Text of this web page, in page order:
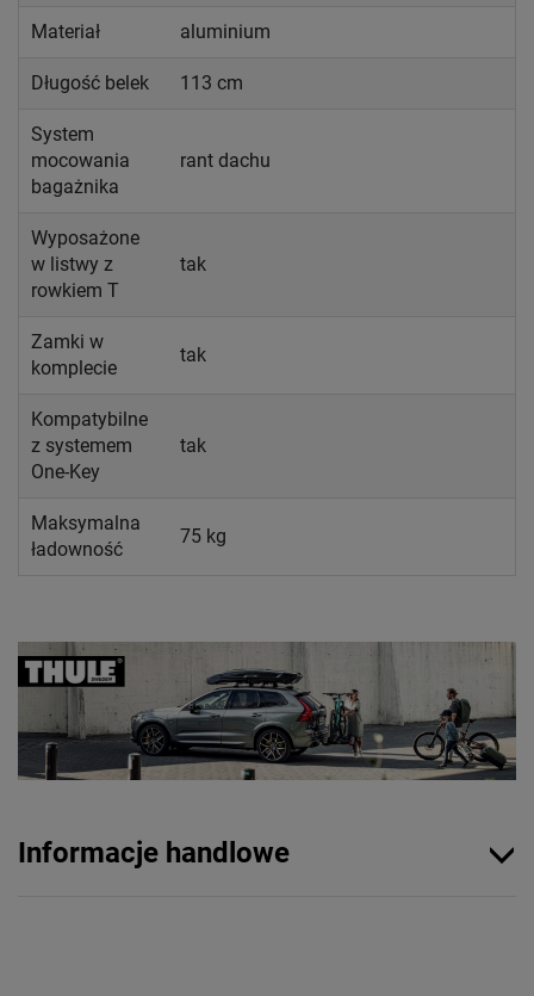
Materiał aluminium
Długość belek 113 cm
System
mocowania
bagażnika
rant dachu
Wyposażone
w listwy z
rowkiem T
tak
Zamki w
komplecie
tak
Kompatybilne
z systemem
One-Key
tak
Maksymalna
ładowność
75 kg
Informacje handlowe